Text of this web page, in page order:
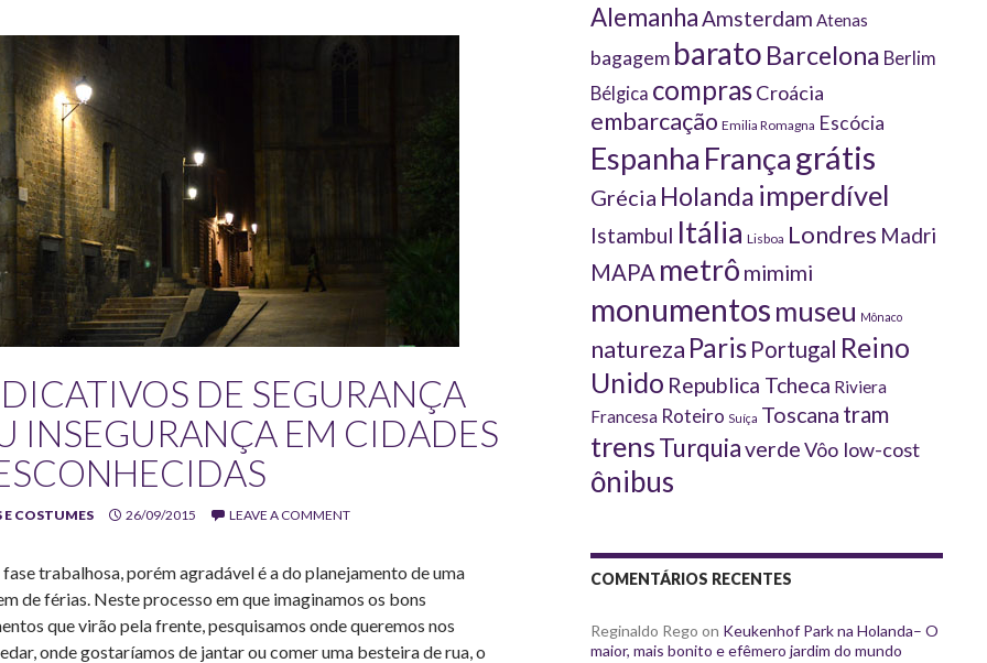
DE SEGURANÇA
INSEGURANÇA EM CIDADES
E COSTUMES 26/09/2015 LEAVE A COMMENT
trabalhosa, porém agradável é a do planejamento de uma
de férias. Neste processo em que imaginamos os bons
que virão pela frente, pesquisamos onde queremos nos
onde gostaríamos de jantar ou comer uma besteira de rua, o
Alemanha Amsterdam Atenas
bagagem barato Barcelona Berlim
Bélgica comprasCroácia
embarcação Emilia Romagna Escócia
Espanha Françagrátis
Grécia Holanda imperdível
Istambul Itália Lisboa Londres Madri
MAPA metrô mimimi
monumentos museu Mônaco
natureza Paris Portugal Reino
Unido Republica Tcheca Riviera
Francesa Roteiro Suíça Toscana tram
trensTurquiaverdeVôo low-cost
ônibus
COMENTÁRIOS RECENTES
Reginaldo Rego on Keukenhof Park na Holanda– O
maior, mais bonito e efêmero jardim do mundo